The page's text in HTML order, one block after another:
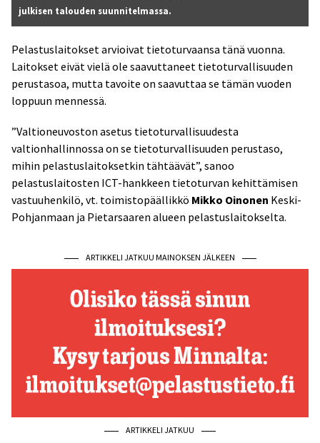
julkisen talouden suunnitelmassa.
Pelastuslaitokset arvioivat tietoturvaansa tänä vuonna.
Laitokset eivät vielä ole saavuttaneet tietoturvallisuuden
perustasoa, mutta tavoite on saavuttaa se tämän vuoden
loppuun mennessä.
”Valtioneuvoston asetus tietoturvallisuudesta
valtionhallinnossa on se tietoturvallisuuden perustaso,
mihin pelastuslaitoksetkin tähtäävät”, sanoo
pelastuslaitosten ICT-hankkeen tietoturvan kehittämisen
vastuuhenkilö, vt. toimistopäällikkö Mikko Oinonen Keski-
Pohjanmaan ja Pietarsaaren alueen pelastuslaitokselta.
ARTIKKELI JATKUU MAINOKSEN JÄLKEEN
ARTIKKELI JATKUU